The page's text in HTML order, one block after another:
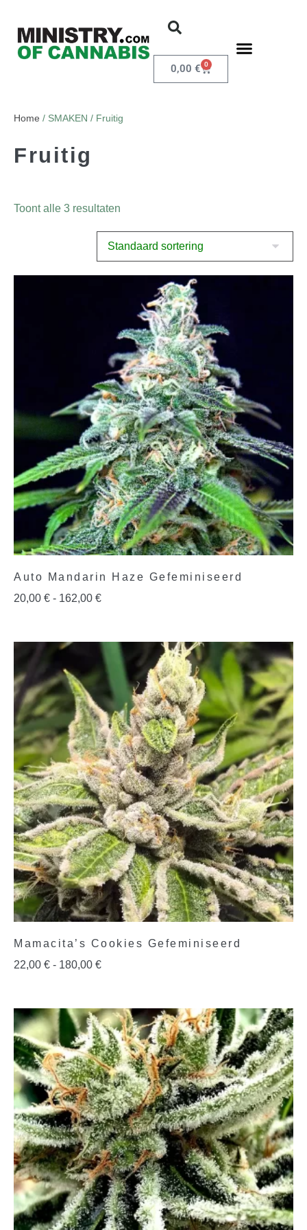
0,00 € 0
Home / SMAKEN / Fruitig
Fruitig
Toont alle 3 resultaten
Auto Mandarin Haze Gefeminiseerd
20,00 € - 162,00 €
Mamacita’s Cookies Gefeminiseerd
22,00 € - 180,00 €